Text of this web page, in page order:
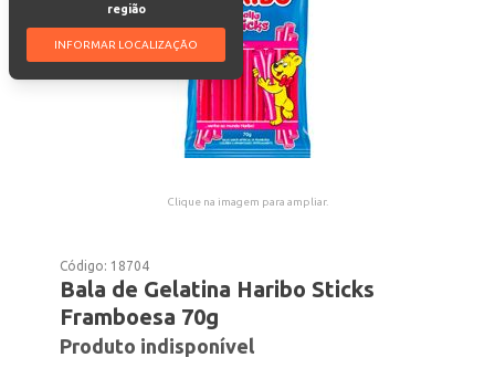
região
INFORMAR LOCALIZAÇÃO
Clique na imagem para ampliar.
Código: 18704
Bala de Gelatina Haribo Sticks
Framboesa 70g
Produto indisponível